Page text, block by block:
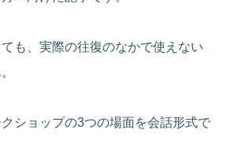
も、実際の往復のなかで使えない
ショップの3つの場面を会話形式で